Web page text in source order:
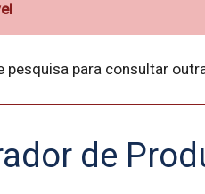
para consultar
de